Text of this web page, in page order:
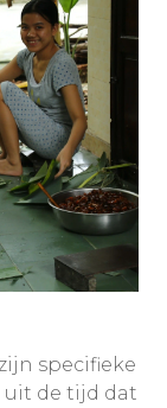
specifieke
uit de tijd dat